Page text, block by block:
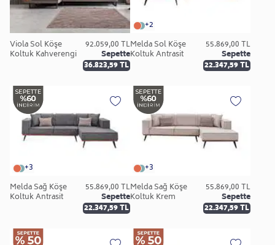
Viola Sol Köşe
Koltuk Kahverengi
92.059,00 TL
Sepette
36.823,59 TL
+2
Melda Sol Köşe
Koltuk Antrasit
55.869,00 TL
Sepette
22.347,59 TL
+3
Melda Sağ Köşe
Koltuk Antrasit
55.869,00 TL
Sepette
22.347,59 TL
+3
Melda Sağ Köşe
Koltuk Krem
55.869,00 TL
Sepette
22.347,59 TL